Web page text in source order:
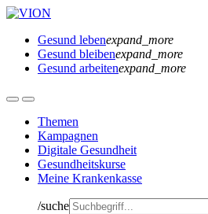
Gesund lebenexpand_more
Gesund bleibenexpand_more
Gesund arbeitenexpand_more
Themen
Kampagnen
Digitale Gesundheit
Gesundheitskurse
Meine Krankenkasse
/suche